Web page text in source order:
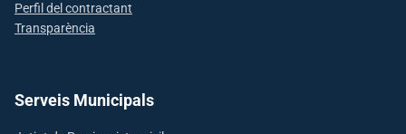
Perfil del contractant
Transparència
Serveis Municipals